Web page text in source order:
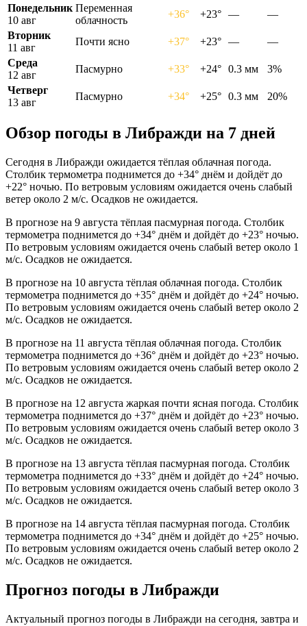
Понедельник
10 авг
Переменная
облачность
+36° +23° —
—
Вторник
11 авг
Почти ясно +37° +23° —
—
Среда
12 авг
Пасмурно +33° +24° 0.3 мм
3%
Четверг
13 авг
Пасмурно +34° +25° 0.3 мм 20%
Обзор погоды в Либражди на 7 дней
Сегодня в Либражди ожидается тёплая облачная погода.
Столбик термометра поднимется до +34° днём и дойдёт до
+22° ночью. По ветровым условиям ожидается очень слабый
ветер около 2 м/с. Осадков не ожидается.
В прогнозе на 9 августа тёплая пасмурная погода. Столбик
термометра поднимется до +34° днём и дойдёт до +23° ночью.
По ветровым условиям ожидается очень слабый ветер около 1
м/с. Осадков не ожидается.
В прогнозе на 10 августа тёплая облачная погода. Столбик
термометра поднимется до +35° днём и дойдёт до +24° ночью.
По ветровым условиям ожидается очень слабый ветер около 2
м/с. Осадков не ожидается.
В прогнозе на 11 августа тёплая облачная погода. Столбик
термометра поднимется до +36° днём и дойдёт до +23° ночью.
По ветровым условиям ожидается очень слабый ветер около 2
м/с. Осадков не ожидается.
В прогнозе на 12 августа жаркая почти ясная погода. Столбик
термометра поднимется до +37° днём и дойдёт до +23° ночью.
По ветровым условиям ожидается очень слабый ветер около 3
м/с. Осадков не ожидается.
В прогнозе на 13 августа тёплая пасмурная погода. Столбик
термометра поднимется до +33° днём и дойдёт до +24° ночью.
По ветровым условиям ожидается очень слабый ветер около 3
м/с. Осадков не ожидается.
В прогнозе на 14 августа тёплая пасмурная погода. Столбик
термометра поднимется до +34° днём и дойдёт до +25° ночью.
По ветровым условиям ожидается очень слабый ветер около 2
м/с. Осадков не ожидается.
Прогноз погоды в Либражди
Актуальный прогноз погоды в Либражди на сегодня, завтра и